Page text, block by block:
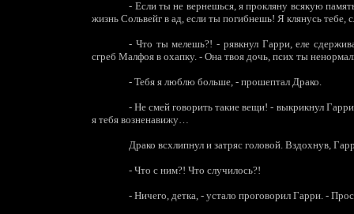
- Если ты не вернешься, я прокляну всякую
жизнь Сольвейг в ад, если ты погибнешь! Я клянусь
- Что ты мелешь?! - рявкнул Гарри, еле
сгреб Малфоя в охапку. - Она твоя дочь, псих ты
- Тебя я люблю больше, - прошептал Драко.
- Не смей говорить такие вещи! - выкрикнул
я тебя возненавижу…
Драко всхлипнул и затряс головой. Вздохнув,
- Что с ним?! Что случилось?!
- Ничего, детка, - устало проговорил Гарри. -